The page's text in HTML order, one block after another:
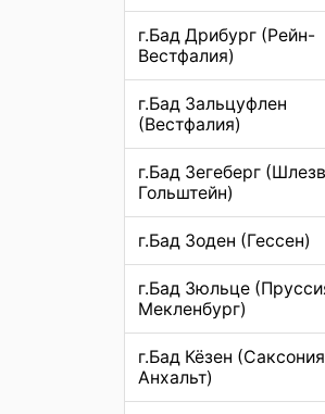
г.Бад Дрибург (Рейн-
Вестфалия)
г.Бад Зальцуфлен
(Вестфалия)
г.Бад Зегеберг
Гольштейн)
г.Бад Зоден (Гессен)
г.Бад Зюльце
Мекленбург)
г.Бад Кёзен
Анхальт)